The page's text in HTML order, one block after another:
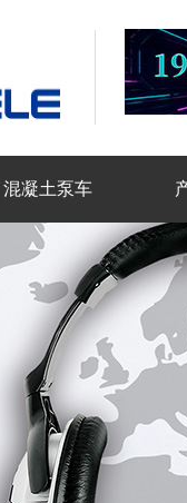
混凝土泵车